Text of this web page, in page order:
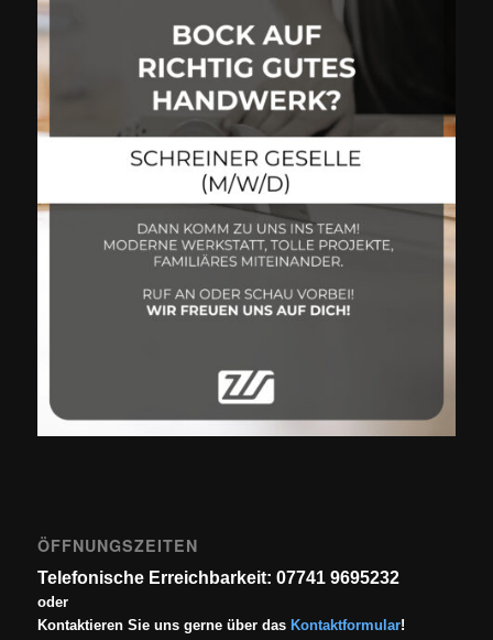
ÖFFNUNGSZEITEN
Telefonische Erreichbarkeit: 07741 9695232
oder
Kontaktieren Sie uns gerne über das Kontaktformular!